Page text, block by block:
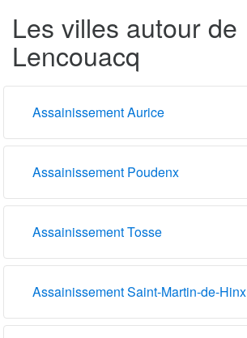
Les villes autour de
Lencouacq
Assainissement Aurice
Assainissement Poudenx
Assainissement Tosse
Assainissement Saint-Martin-de-Hinx